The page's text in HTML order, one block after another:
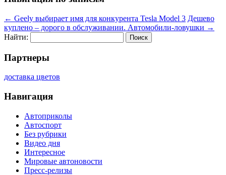
← Geely выбирает имя для конкурента Tesla Model 3 Дешево
куплено – дорого в обслуживании. Автомобили-ловушки →
Найти:
Партнеры
доставка цветов
Навигация
Автоприколы
Автоспорт
Без рубрики
Видео дня
Интересное
Мировые автоновости
Пресс-релизы